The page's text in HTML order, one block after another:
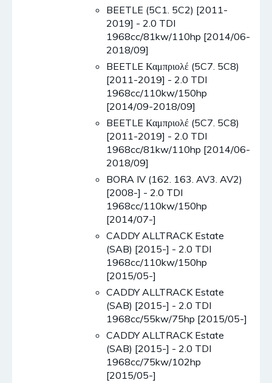
BEETLE (5C1. 5C2) [2011-
2019] - 2.0 TDI
1968cc/81kw/110hp [2014/06-
2018/09]
BEETLE Καμπριολέ (5C7. 5C8)
[2011-2019] - 2.0 TDI
1968cc/110kw/150hp
[2014/09-2018/09]
BEETLE Καμπριολέ (5C7. 5C8)
[2011-2019] - 2.0 TDI
1968cc/81kw/110hp [2014/06-
2018/09]
BORA IV (162. 163. AV3. AV2)
[2008-] - 2.0 TDI
1968cc/110kw/150hp
[2014/07-]
CADDY ALLTRACK Estate
(SAB) [2015-] - 2.0 TDI
1968cc/110kw/150hp
[2015/05-]
CADDY ALLTRACK Estate
(SAB) [2015-] - 2.0 TDI
1968cc/55kw/75hp [2015/05-]
CADDY ALLTRACK Estate
(SAB) [2015-] - 2.0 TDI
1968cc/75kw/102hp
[2015/05-]